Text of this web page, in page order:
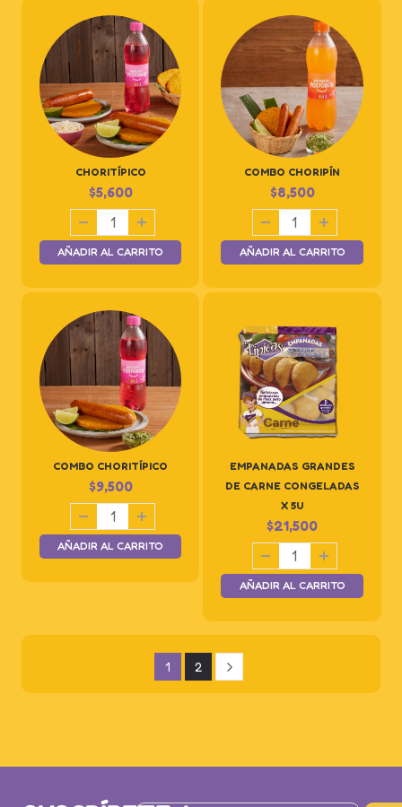
CHORITÍPICO
$5,600
AÑADIR AL CARRITO
COMBO CHORIPÍN
$8,500
AÑADIR AL CARRITO
COMBO CHORITÍPICO
$9,500
AÑADIR AL CARRITO
EMPANADAS GRANDES
DE CARNE CONGELADAS
X 5U
$21,500
AÑADIR AL CARRITO
1 2